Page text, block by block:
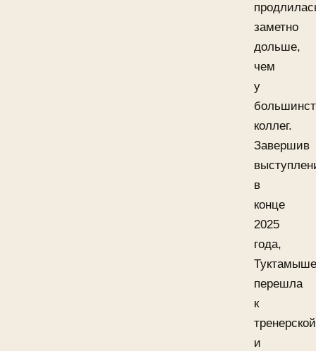
заметно
дольше,
чем
у
коллег.
Завершив
в
конце
2025
года,
перешла
к
тренерской
и